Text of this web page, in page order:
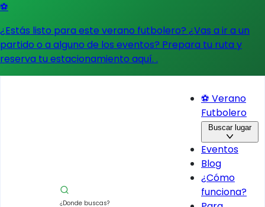
⚽
¿Estás listo para este verano futbolero? ¿Vas a ir a un
partido o a alguno de los eventos? Prepara tu ruta y
reserva tu estacionamiento aquí. .
¿Donde buscas?
⚽ Verano
Futbolero
Buscar lugar
Eventos
Blog
¿Cómo
funciona?